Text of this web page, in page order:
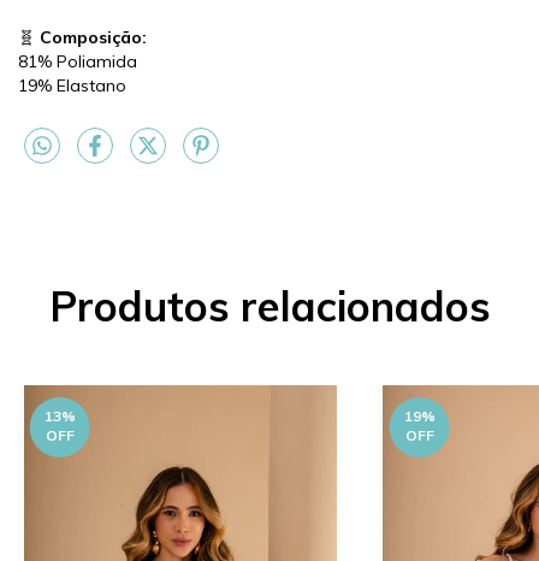
🧬 Composição:
81% Poliamida
19% Elastano
Produtos relacionados
13%
OFF
19%
OFF